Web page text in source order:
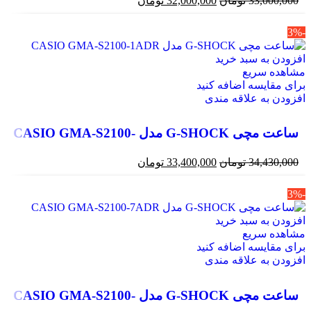
سبد خرید
اضافه کنید
علاقه مندی
ساعت مچی G-SHOCK مدل CASIO GMA-S2100-
تومان 33,400,000 تومان
سبد خرید
اضافه کنید
علاقه مندی
ساعت مچی G-SHOCK مدل CASIO GMA-S2100-